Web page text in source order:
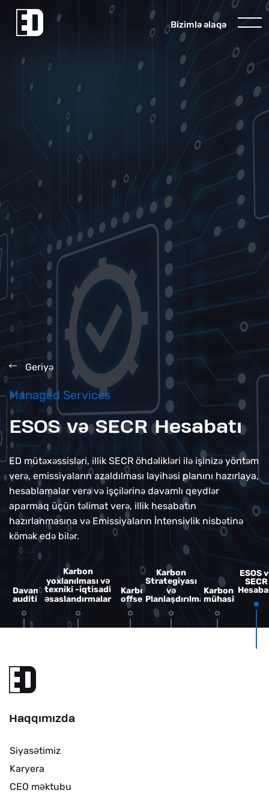
Bizimləəlaqə
Geriyə
Managed Services
ESOS vəSECR Hesabatı
ED mütəxəssisləri, illik SECR öhdəlikləri ilə işinizə yöntəm
verə, emissiyaların azaldılması layihəsi planını hazırlaya,
hesablamalar verəvə işçilərinə davamlı qeydlər
aparmaq üçün təlimat verə, illik hesabatın
hazırlanmasına və Emissiyaların İntensivlik nisbətinə
kömək edə bilər.
Davamlılıq
auditi
Karbon
yoxlanılması və
texniki -iqtisadi
əsaslandırmalar
Karbon
offset
Karbon
Strategiyası
və
Planlaşdırılması
Karbon
mühasibatlığı
ESOS v
SECR
Haqqımızda
Siyasətimiz
Karyera
CEO məktubu